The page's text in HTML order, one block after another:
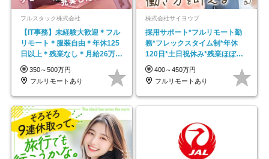
フルスタック株式会社
【IT事務】未経験大歓迎＊フル
リモート＊服装自由＊年休125
日以上＊残業なし＊月給26万円
以上
350～500万円
フルリモートあり
株式会社サイヨウブ
採用サポート*フルリモート勤
務*フレックスタイム制*年休
120日*土日祝休み*残業ほぼな
し*育児中社員8割以上
400～450万円
フルリモートあり